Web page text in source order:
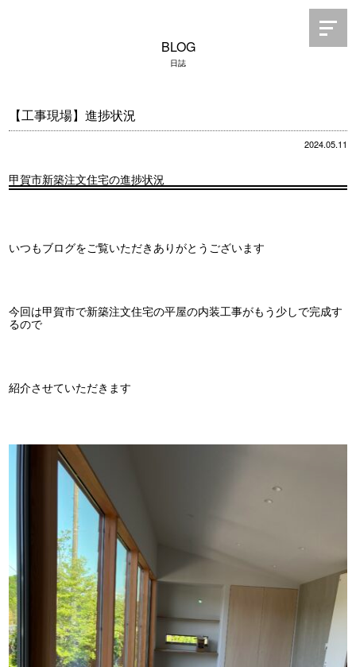
BLOG
日誌
【工事現場】進捗状況
2024.05.11
甲賀市新築注文住宅の進捗状況
いつもブログをご覧いただきありがとうございます
今回は甲賀市で新築注文住宅の平屋の内装工事がもう少しで完成す
るので
紹介させていただきます